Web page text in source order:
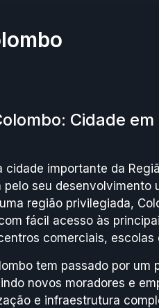
Cidade
cidade importante da
pelo seu desenvolvimento
região privilegiada,
fácil acesso às
comerciais, escolas
tem passado por um
novos moradores e
e infraestrutura